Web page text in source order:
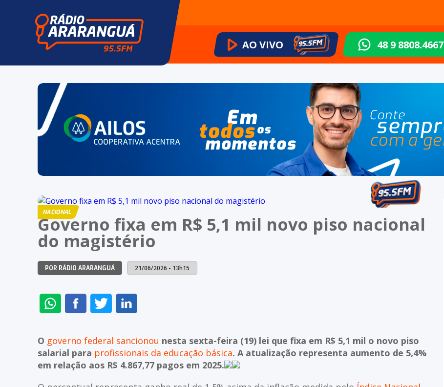
AO VIVO 48 9 8808.4667
NACIONAL
Governo fixa em R$ 5,1 mil novo piso nacional
do magistério
POR RÁDIO ARARANGUÁ 21/06/2026 - 13h15
ENVIAR
NO
COMPARTILHAR
NO
COMPARTILHAR
NO
O governo federal sancionou nesta sexta-feira (19) lei que fixa em R$ 5,1 mil o novo piso
salarial para profissionais da educação básica. A atualização representa aumento de 5,4%
em relação aos R$ 4.867,77 pagos em 2025.